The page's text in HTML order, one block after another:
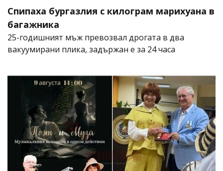
Спипаха бургазлия с килограм марихуана в
багажника
25-годишният мъж превозвал дрогата в два
вакуумирани плика, задържан е за 24 часа